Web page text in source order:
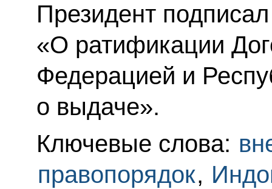
Президент
«О ратификации
Федерацией и
о выдаче».
Ключевые слова:
правопорядок,